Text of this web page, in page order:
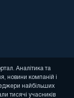
Аналітика та
новини компаній і
найбільших
тисячі учасників